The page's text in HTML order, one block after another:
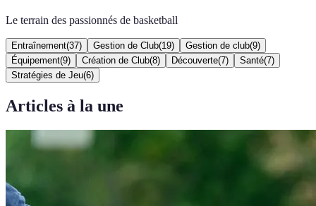
Le terrain des passionnés de basketball
Entraînement(37) Gestion de Club(19) Gestion de club(9)
Équipement(9) Création de Club(8) Découverte(7) Santé(7)
Stratégies de Jeu(6)
Articles à la une